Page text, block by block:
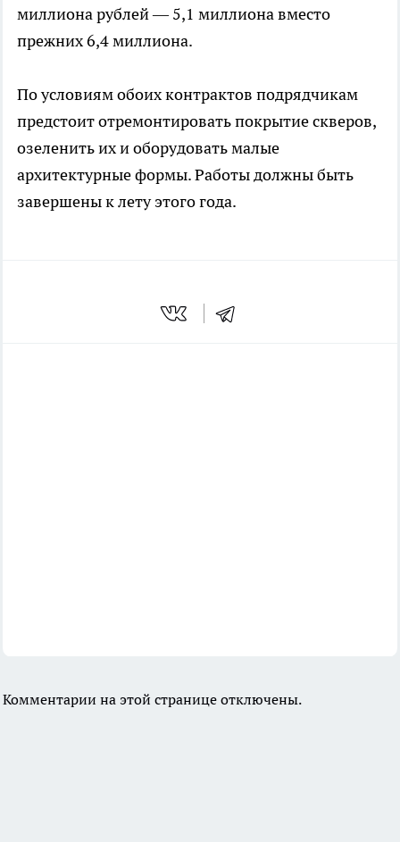
миллиона рублей — 5,1 миллиона вместо
прежних 6,4 миллиона.
По условиям обоих контрактов подрядчикам
предстоит отремонтировать покрытие скверов,
озеленить их и оборудовать малые
архитектурные формы. Работы должны быть
завершены к лету этого года.
Комментарии на этой странице отключены.